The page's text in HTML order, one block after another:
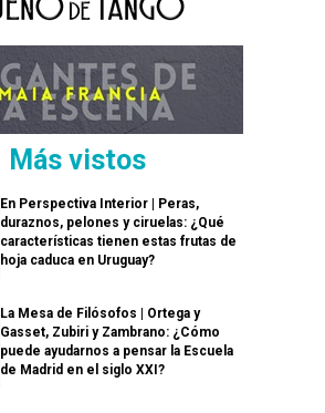
Más vistos
En Perspectiva Interior | Peras,
duraznos, pelones y ciruelas: ¿Qué
características tienen estas frutas de
hoja caduca en Uruguay?
La Mesa de Filósofos | Ortega y
Gasset, Zubiri y Zambrano: ¿Cómo
puede ayudarnos a pensar la Escuela
de Madrid en el siglo XXI?